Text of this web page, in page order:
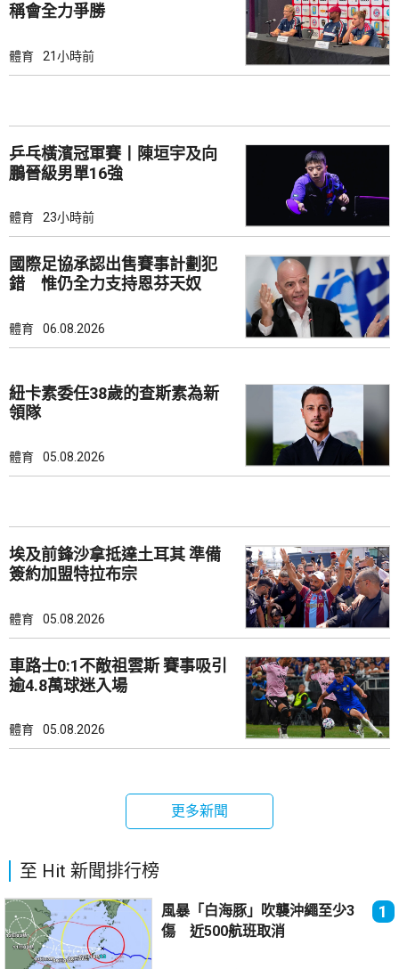
稱會全力爭勝
體育 21小時前
乒乓橫濱冠軍賽丨陳垣宇及向
鵬晉級男單16強
體育 23小時前
國際足協承認出售賽事計劃犯
錯 惟仍全力支持恩芬天奴
體育 06.08.2026
紐卡素委任38歲的查斯素為新
領隊
體育 05.08.2026
埃及前鋒沙拿抵達土耳其 準備
簽約加盟特拉布宗
體育 05.08.2026
車路士0:1不敵祖雲斯 賽事吸引
逾4.8萬球迷入場
體育 05.08.2026
更多新聞
至 Hit 新聞排行榜
風暴「白海豚」吹襲沖繩至少3
傷 近500航班取消
1